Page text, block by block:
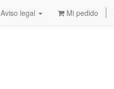
Aviso legal Mi pedido